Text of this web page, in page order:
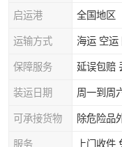
启运港 全国地区
运输方式 海运 空运
保障服务 延误包赔
装运日期 周一到周
可承接货物 除危险品
服务 上门收件